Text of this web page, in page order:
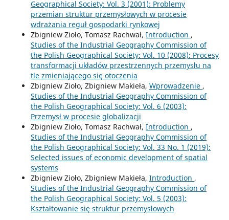
Geographical Society: Vol. 3 (2001): Problemy
przemian struktur przemysłowych w procesie
wdrażania reguł gospodarki rynkowej
Zbigniew Zioło, Tomasz Rachwał, Introduction ,
Studies of the Industrial Geography Commission of
the Polish Geographical Society: Vol. 10 (2008): Procesy
transformacji układów przestrzennych przemysłu na
tle zmieniającego się otoczenia
Zbigniew Zioło, Zbigniew Makieła, Wprowadzenie ,
Studies of the Industrial Geography Commission of
the Polish Geographical Society: Vol. 6 (2003):
Przemysł w procesie globalizacji
Zbigniew Zioło, Tomasz Rachwał, Introduction ,
Studies of the Industrial Geography Commission of
the Polish Geographical Society: Vol. 33 No. 1 (2019):
Selected issues of economic development of spatial
systems
Zbigniew Zioło, Zbigniew Makieła, Introduction ,
Studies of the Industrial Geography Commission of
the Polish Geographical Society: Vol. 5 (2003):
Kształtowanie się struktur przemysłowych